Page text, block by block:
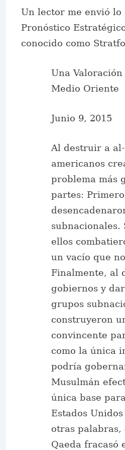
Un lector me envió lo
Pronóstico
conocido como
Una Valoración
Medio Oriente
Junio 9, 2015
Al destruir a
americanos
problema más
partes:
subnacionales.
ellos
un vacío que
Finalmente, al
gobiernos y
grupos
construyeron
convincente
como la única
podría
Musulmán
única base
Estados
otras palabras,
Qaeda fracasó